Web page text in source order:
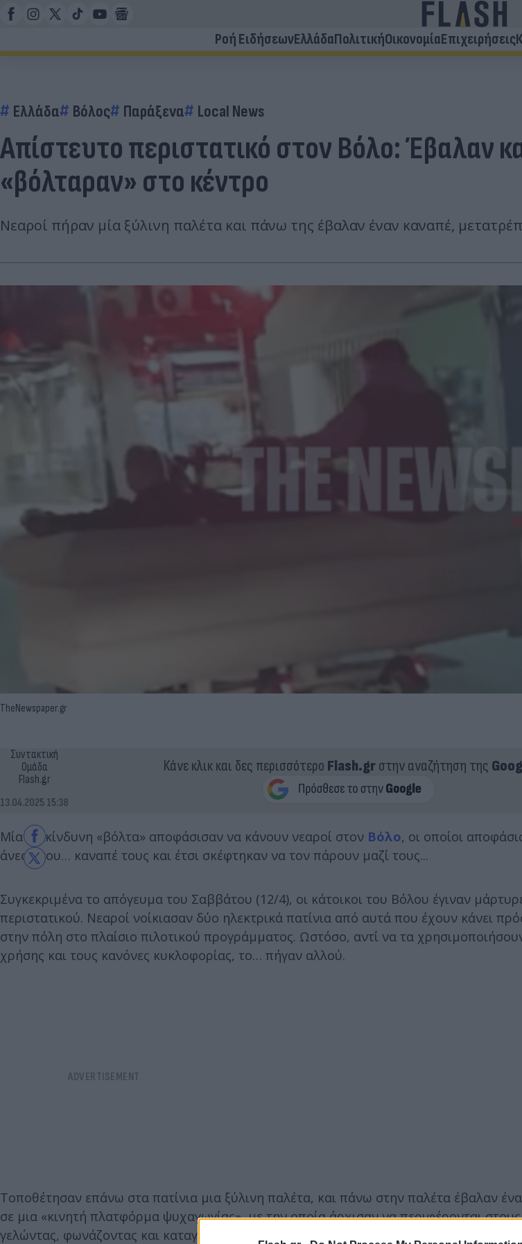
Ροή ΕιδήσεωνΕλλάδαΠολιτικήΟικονομίαΕπιχειρήσεις
Ελλάδα Βόλος Παράξενα Local News
Απίστευτο περιστατικό στον Βόλο: Έβαλαν
«βόλταραν» στο κέντρο
Νεαροί πήραν μία ξύλινη παλέτα και πάνω της έβαλαν έναν καναπέ,
TheNewspaper.gr
Συντακτική
Ομάδα
Flash.gr
13.04.2025 15:38
Κάνε κλικ και δες περισσότερο Flash.grστην αναζήτηση της
Μία επικίνδυνη «βόλτα» αποφάσισαν να κάνουν νεαροί στον Βόλο, οι οποίοι
άνεση του… καναπέ τους και έτσι σκέφτηκαν να τον πάρουν μαζί τους...
Συγκεκριμένα το απόγευμα του Σαββάτου (12/4), οι κάτοικοι του Βόλου έγιναν
περιστατικού. Νεαροί νοίκιασαν δύο ηλεκτρικά πατίνια από αυτά που έχουν κάνει
στην πόλη στο πλαίσιο πιλοτικού προγράμματος. Ωστόσο, αντί να τα
χρήσης και τους κανόνες κυκλοφορίας, το… πήγαν αλλού.
Τοποθέτησαν επάνω στα πατίνια μια ξύλινη παλέτα, και πάνω στην παλέτα έβαλαν
σε μια «κινητή πλατφόρμα ψυχαγωγίας», με την οποία άρχισαν να περιφέρονται
γελώντας, φωνάζοντας και καταγράφοντας πιθανόν το «κατόρθωμά» τους με τα κινητά